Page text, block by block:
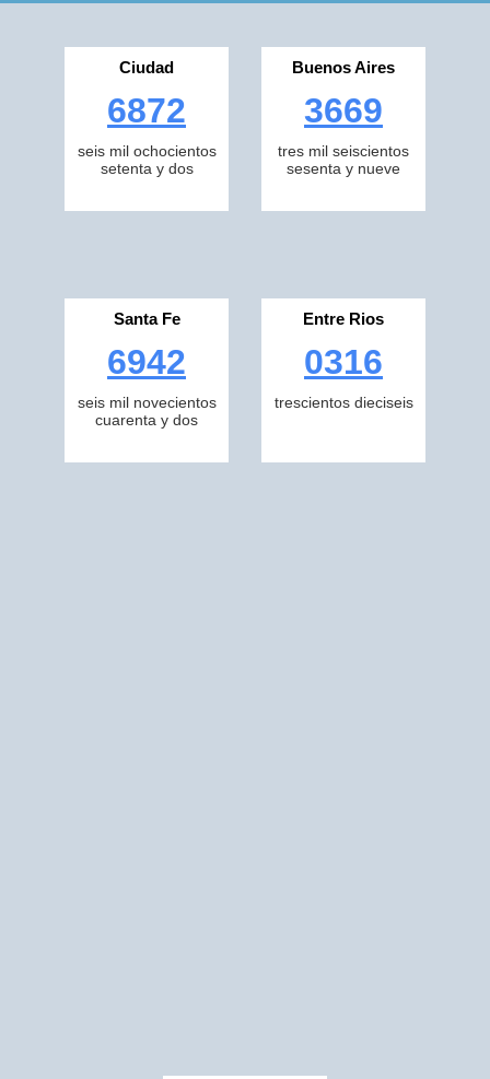
Ciudad
6872
seis mil ochocientos
setenta y dos
Buenos Aires
3669
tres mil seiscientos
sesenta y nueve
Santa Fe
6942
seis mil novecientos
cuarenta y dos
Entre Rios
0316
trescientos dieciseis